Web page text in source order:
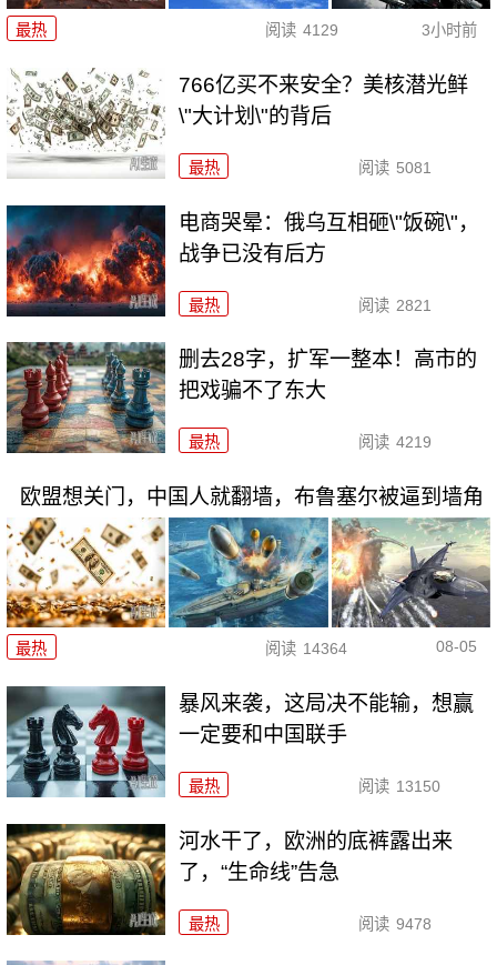
最热 阅读 4129 3小时前
766亿买不来安全？美核潜光鲜
\"大计划\"的背后
最热 阅读 5081
电商哭晕：俄乌互相砸\"饭碗\"，
战争已没有后方
最热 阅读 2821
删去28字，扩军一整本！高市的
把戏骗不了东大
最热 阅读 4219
欧盟想关门，中国人就翻墙，布鲁塞尔被逼到墙角
最热 阅读 14364 08-05
暴风来袭，这局决不能输，想赢
一定要和中国联手
最热 阅读 13150
河水干了，欧洲的底裤露出来
了，“生命线”告急
最热 阅读 9478